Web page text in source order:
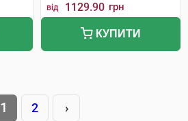
від 1129.90 грн
КУПИТИ
1 2 ›